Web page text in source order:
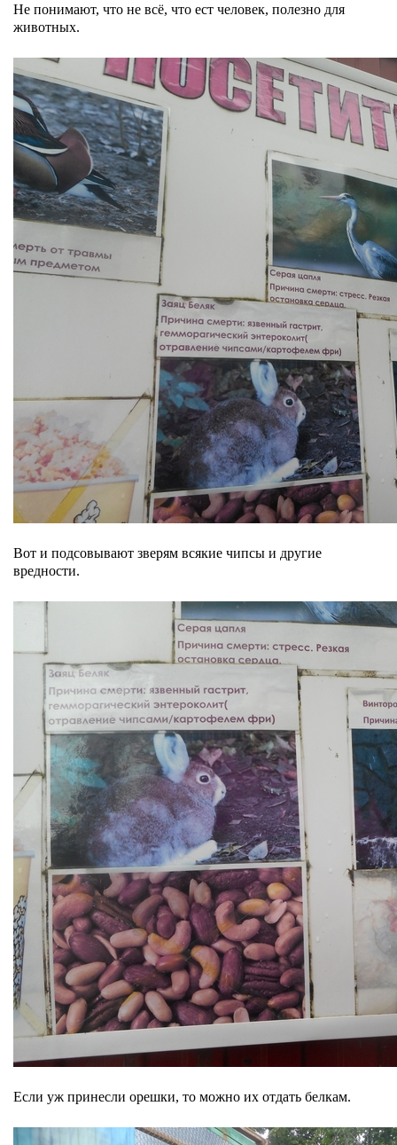
Не понимают, что не всё, что ест человек, полезно для
животных.
Вот и подсовывают зверям всякие чипсы и другие
вредности.
Если уж принесли орешки, то можно их отдать белкам.